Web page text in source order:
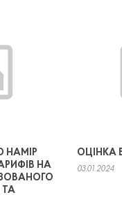
НАМІР
НА
ОЦІНКА
03.01.2024